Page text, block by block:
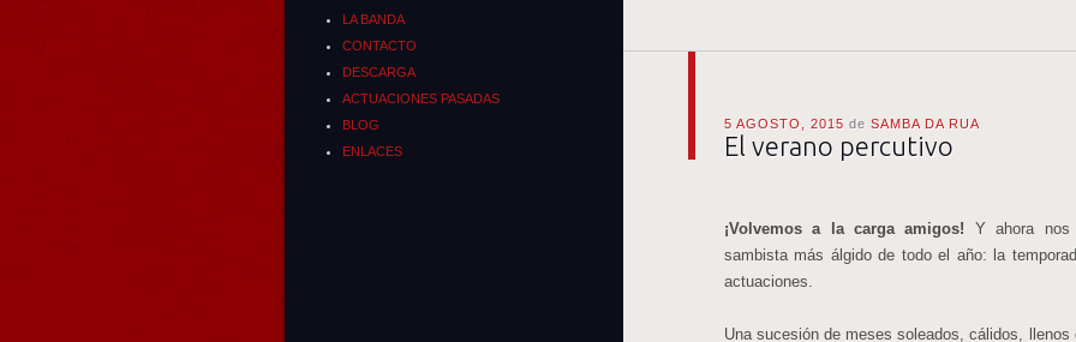
5 AGOSTO, 2015 de SAMBA DA RUA
El verano percutivo
¡Volvemos a la carga amigos! Y ahora nos
sambista más álgido de todo el año: la
actuaciones.
Una sucesión de meses soleados, cálidos,
LA BANDA
CONTACTO
DESCARGA
ACTUACIONES PASADAS
BLOG
ENLACES